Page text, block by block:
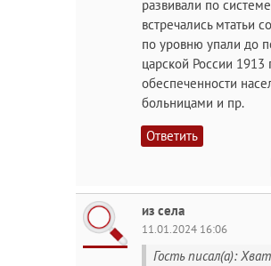
развивали по
встречались мтатьи
по уровню упали до
царской России 1913
обеспеченности
больницами и пр.
Ответить
из села
11.01.2024 16:06
Гость писал(а):